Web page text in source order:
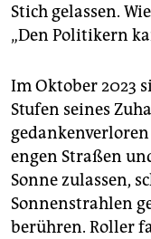
Stich gelassen.
„Den Politikern
Im Oktober 2023
Stufen seines
engen Straßen
Sonne zulassen,
Sonnenstrahlen
berühren. Roller